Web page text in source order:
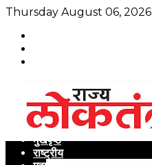
Thursday August 06, 2026
मुखपृष्ठ
राष्ट्रीय